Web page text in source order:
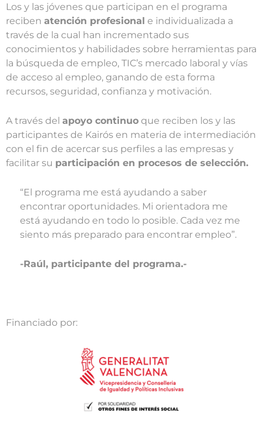
Los y las jóvenes que participan en el programa
reciben atención profesional e individualizada a
través de la cual han incrementado sus
conocimientos y habilidades sobre herramientas para
la búsqueda de empleo, TIC’s mercado laboral y vías
de acceso al empleo, ganando de esta forma
recursos, seguridad, confianza y motivación.
A través del apoyo continuo que reciben los y las
participantes de Kairós en materia de intermediación
con el fin de acercar sus perfiles a las empresas y
facilitar su participación en procesos de selección.
“El programa me está ayudando a saber
encontrar oportunidades. Mi orientadora me
está ayudando en todo lo posible. Cada vez me
siento más preparado para encontrar empleo”.
-Raúl, participante del programa.-
Financiado por: